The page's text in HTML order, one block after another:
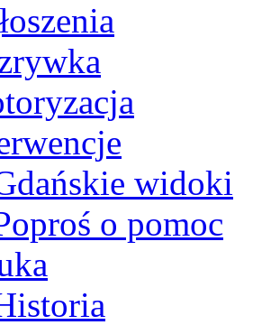
widoki
o pomoc